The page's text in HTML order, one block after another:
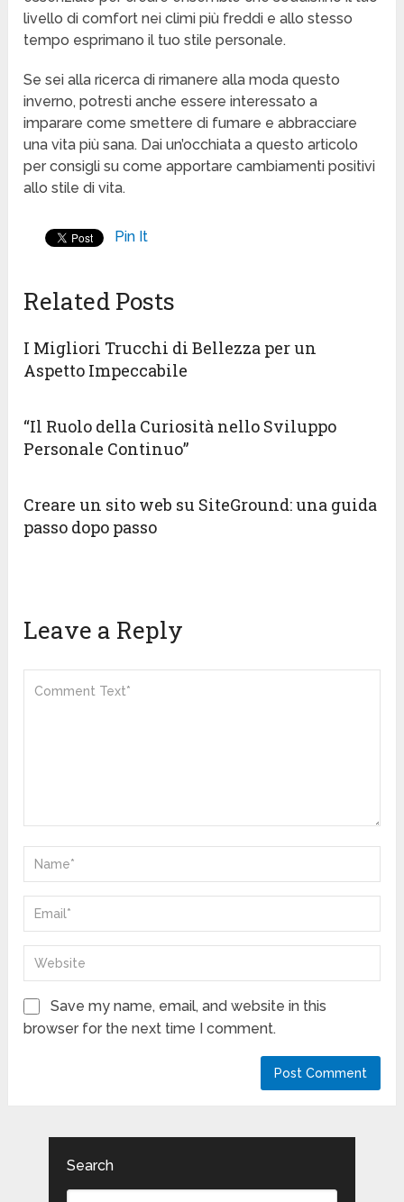
livello di comfort nei climi più freddi e allo stesso
tempo esprimano il tuo stile personale.
Se sei alla ricerca di rimanere alla moda questo
inverno, potresti anche essere interessato a
imparare come smettere di fumare e abbracciare
una vita più sana. Dai un’occhiata a questo articolo
per consigli su come apportare cambiamenti positivi
allo stile di vita.
Pin It
Related Posts
I Migliori Trucchi di Bellezza per un
Aspetto Impeccabile
“Il Ruolo della Curiosità nello Sviluppo
Personale Continuo”
Creare un sito web su SiteGround: una guida
passo dopo passo
Leave a Reply
Save my name, email, and website in this
browser for the next time I comment.
Search